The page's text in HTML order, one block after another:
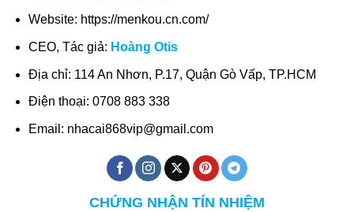
Website: https://menkou.cn.com/
CEO, Tác giả: Hoàng Otis
Địa chỉ: 114 An Nhơn, P.17, Quận Gò Vấp, TP.HCM
Điện thoại: 0708 883 338
Email: nhacai868vip@gmail.com
CHỨNG NHẬN TÍN NHIỆM